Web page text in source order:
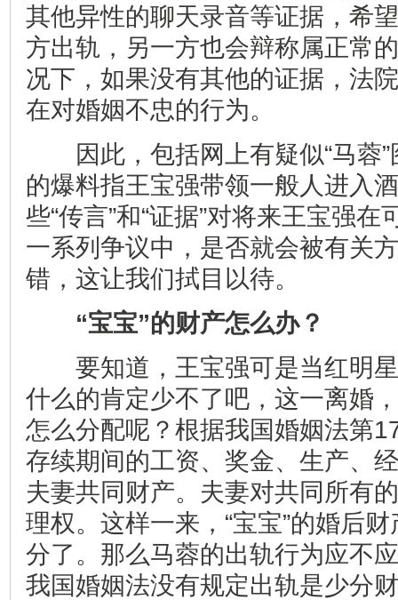
其他异性的聊天录音等证据，希
方出轨，另一方也会辩称属正常
况下，如果没有其他的证据，法
在对婚姻不忠的行为。
因此，包括网上有疑似“马蓉”
的爆料指王宝强带领一般人进入
些“传言”和“证据”对将来王宝强
一系列争议中，是否就会被有关
错，这让我们拭目以待。
“宝宝”的财产怎么办？
要知道，王宝强可是当红明星
什么的肯定少不了吧，这一离婚
怎么分配呢？根据我国婚姻法第
存续期间的工资、奖金、生产、
夫妻共同财产。夫妻对共同所有
理权。这样一来，“宝宝”的婚后
分了。那么马蓉的出轨行为应不
我国婚姻法没有规定出轨是少分